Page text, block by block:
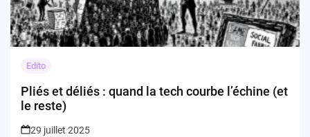
Edito
Pliés et déliés : quand la tech courbe l’échine (et
le reste)
29 juillet 2025